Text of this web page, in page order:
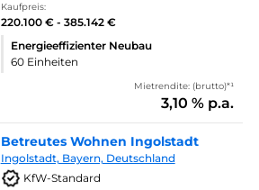
Kaufpreis:
220.100 € - 385.142 €
Energieeffizienter Neubau
60 Einheiten
Mietrendite: (brutto)*¹
3,10 % p.a.
Betreutes Wohnen Ingolstadt
Ingolstadt, Bayern, Deutschland
KfW-Standard